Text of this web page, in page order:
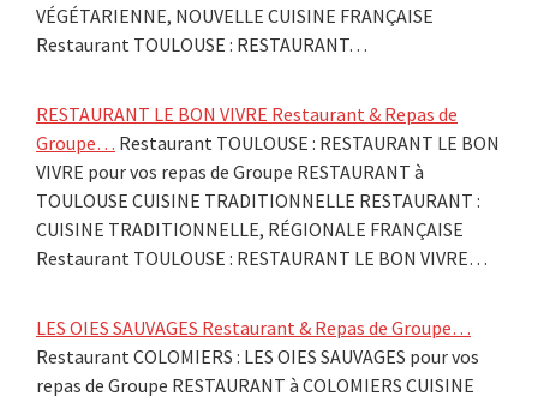
VÉGÉTARIENNE, NOUVELLE CUISINE FRANÇAISE
Restaurant TOULOUSE : RESTAURANT…
RESTAURANT LE BON VIVRE Restaurant & Repas de
Groupe… Restaurant TOULOUSE : RESTAURANT LE BON
VIVRE pour vos repas de Groupe RESTAURANT à
TOULOUSE CUISINE TRADITIONNELLE RESTAURANT :
CUISINE TRADITIONNELLE, RÉGIONALE FRANÇAISE
Restaurant TOULOUSE : RESTAURANT LE BON VIVRE…
LES OIES SAUVAGES Restaurant & Repas de Groupe…
Restaurant COLOMIERS : LES OIES SAUVAGES pour vos
repas de Groupe RESTAURANT à COLOMIERS CUISINE